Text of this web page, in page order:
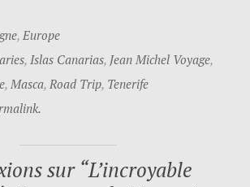
, Europe
, Islas Canarias, Jean Michel Voyage,
, Masca, Road Trip, Tenerife
sur “L’incroyable